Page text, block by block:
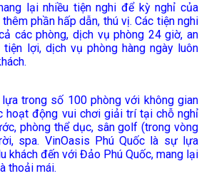
lại nhiều tiện nghi để kỳ nghỉ của
phần hấp dẫn, thú vị. Các tiện nghi
các phòng, dịch vụ phòng 24 giờ, an
lợi, dịch vụ phòng hàng ngày luôn
lựa trong số 100 phòng với không gian
hoạt động vui chơi giải trí tại chỗ nghỉ
phòng thể dục, sân golf (trong vòng
spa. VinOasis Phú Quốc là sự lựa
khách đến với Đảo Phú Quốc, mang lại
thoải mái.